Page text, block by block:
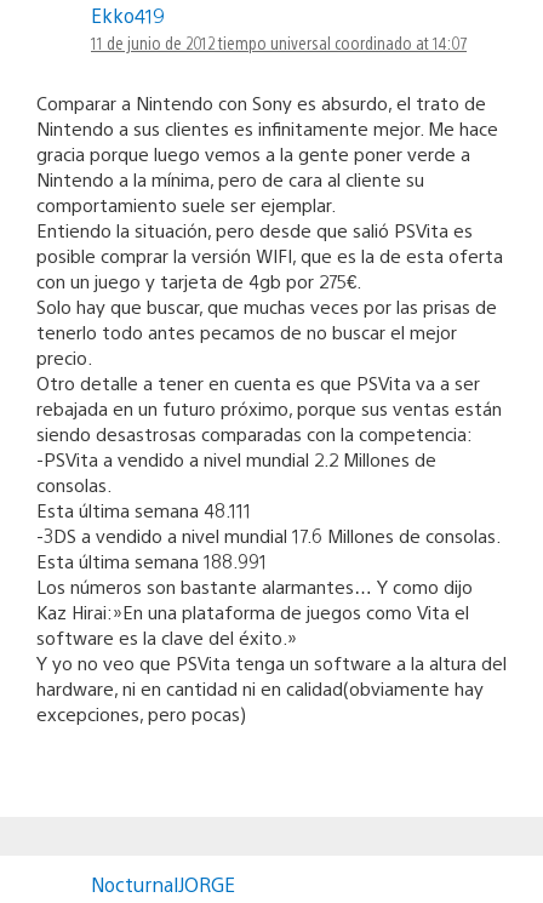
Ekko419
11 de junio de 2012 tiempo universal coordinado at 14:07
Comparar a Nintendo con Sony es absurdo, el trato de
Nintendo a sus clientes es infinitamente mejor. Me hace
gracia porque luego vemos a la gente poner verde a
Nintendo a la mínima, pero de cara al cliente su
comportamiento suele ser ejemplar.
Entiendo la situación, pero desde que salió PSVita es
posible comprar la versión WIFI, que es la de esta oferta
con un juego y tarjeta de 4gb por 275€.
Solo hay que buscar, que muchas veces por las prisas de
tenerlo todo antes pecamos de no buscar el mejor
precio.
Otro detalle a tener en cuenta es que PSVita va a ser
rebajada en un futuro próximo, porque sus ventas están
siendo desastrosas comparadas con la competencia:
-PSVita a vendido a nivel mundial 2.2 Millones de
consolas.
Esta última semana 48.111
-3DS a vendido a nivel mundial 17.6 Millones de consolas.
Esta última semana 188.991
Los números son bastante alarmantes… Y como dijo
Kaz Hirai:»En una plataforma de juegos como Vita el
software es la clave del éxito.»
Y yo no veo que PSVita tenga un software a la altura del
hardware, ni en cantidad ni en calidad(obviamente hay
excepciones, pero pocas)
NocturnalJORGE